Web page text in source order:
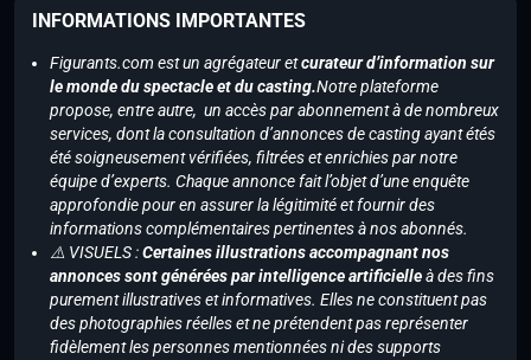
INFORMATIONS IMPORTANTES
Figurants.com est un agrégateur etcurateur d’information sur
le monde du spectacle et du casting.Notre plateforme
propose, entre autre, un accès par abonnement à de nombreux
services, dont la consultation d’annonces de casting ayant étés
été soigneusement vérifiées, filtrées et enrichies par notre
équipe d’experts. Chaque annonce fait l’objet d’une enquête
approfondie pour en assurer la légitimité et fournir des
informations complémentaires pertinentes à nos abonnés.
⚠️ VISUELS :Certaines illustrations accompagnant nos
annonces sont générées par intelligence artificielleà des fins
purement illustratives et informatives. Elles ne constituent pas
des photographies réelles et ne prétendent pas représenter
fidèlement les personnes mentionnées ni des supports